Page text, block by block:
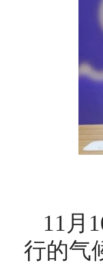
11月
行的气